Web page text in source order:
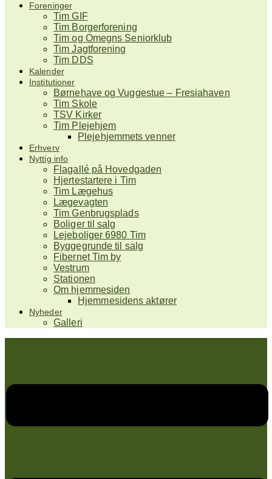
Foreninger
Tim GIF
Tim Borgerforening
Tim og Omegns Seniorklub
Tim Jagtforening
Tim DDS
Kalender
Institutioner
Børnehave og Vuggestue – Fresiahaven
Tim Skole
TSV Kirker
Tim Plejehjem
Plejehjemmets venner
Erhverv
Nyttig info
Flagallé på Hovedgaden
Hjertestartere i Tim
Tim Lægehus
Lægevagten
Tim Genbrugsplads
Boliger til salg
Lejeboliger 6980 Tim
Byggegrunde til salg
Fibernet Tim by
Vestrum
Stationen
Om hjemmesiden
Hjemmesidens aktører
Nyheder
Galleri